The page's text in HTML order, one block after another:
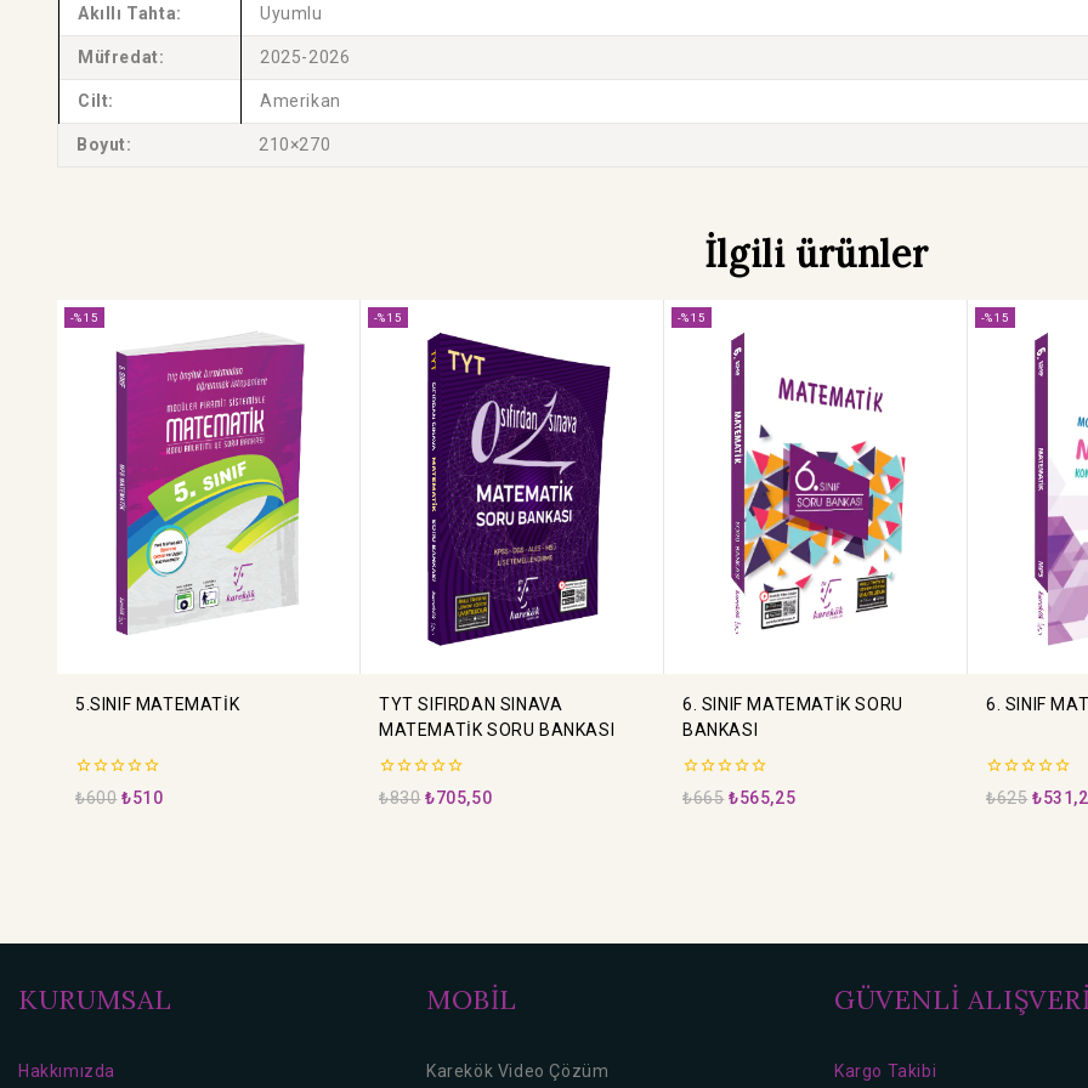
Akıllı Tahta: Uyumlu
Müfredat: 2025-2026
Cilt: Amerikan
Boyut: 210×270
İlgili ürünler
-%15
5.SINIF MATEMATİK
0
5
₺600 ₺510
-%15
TYT SIFIRDAN SINAVA
MATEMATİK SORU BANKASI
0
5
₺830 ₺705,50
-%15
6. SINIF MATEMATİK SORU
BANKASI
0
5
₺665 ₺565,25
-%15
6. SINIF
0
5
₺625 ₺
KURUMSAL
Hakkımızda
MOBİL
Karekök Video Çözüm
GÜVENLİ
Kargo Takibi